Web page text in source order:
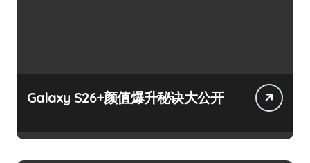
Galaxy S26+颜值爆升秘诀大公开